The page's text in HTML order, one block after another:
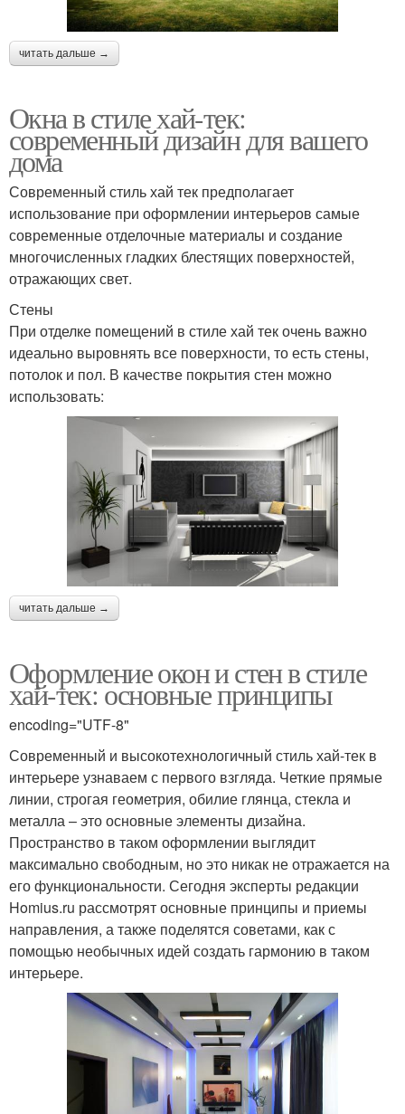
читать дальше →
Окна в стиле хай-тек:
современный дизайн для вашего
дома
Современный стиль хай тек предполагает
использование при оформлении интерьеров самые
современные отделочные материалы и создание
многочисленных гладких блестящих поверхностей,
отражающих свет.
Стены
При отделке помещений в стиле хай тек очень важно
идеально выровнять все поверхности, то есть стены,
потолок и пол. В качестве покрытия стен можно
использовать:
читать дальше →
Оформление окон и стен в стиле
хай-тек: основные принципы
encoding="UTF-8"
Современный и высокотехнологичный стиль хай-тек в
интерьере узнаваем с первого взгляда. Четкие прямые
линии, строгая геометрия, обилие глянца, стекла и
металла – это основные элементы дизайна.
Пространство в таком оформлении выглядит
максимально свободным, но это никак не отражается на
его функциональности. Сегодня эксперты редакции
Homius.ru рассмотрят основные принципы и приемы
направления, а также поделятся советами, как с
помощью необычных идей создать гармонию в таком
интерьере.